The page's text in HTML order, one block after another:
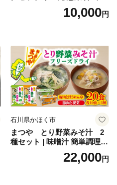
かず お酒 おつまみ ギフト キ
ャンプ アウトドア キャンプ
10,000円
石川県かほく市
まつや とり野菜みそ汁 2
種セット | 味噌汁 簡単調理
お味噌 おみそ みそ とり野菜
時短料理 時短ごはん ご当地
22,000円